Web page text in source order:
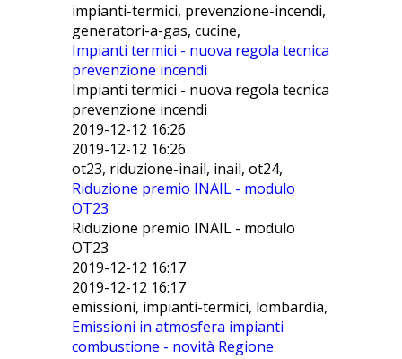
impianti-termici, prevenzione-incendi,
generatori-a-gas, cucine,
Impianti termici - nuova regola tecnica
prevenzione incendi
Impianti termici - nuova regola tecnica
prevenzione incendi
2019-12-12 16:26
2019-12-12 16:26
ot23, riduzione-inail, inail, ot24,
Riduzione premio INAIL - modulo
OT23
Riduzione premio INAIL - modulo
OT23
2019-12-12 16:17
2019-12-12 16:17
emissioni, impianti-termici, lombardia,
Emissioni in atmosfera impianti
combustione - novità Regione